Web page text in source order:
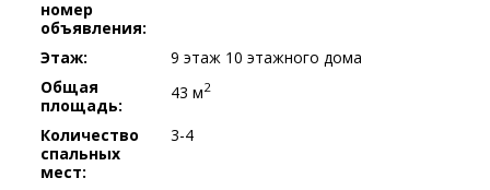
номер
объявления:
Этаж:
9 этаж 10 этажного дома
Общая
площадь:
43 м2
Количество
спальных
мест:
3-4